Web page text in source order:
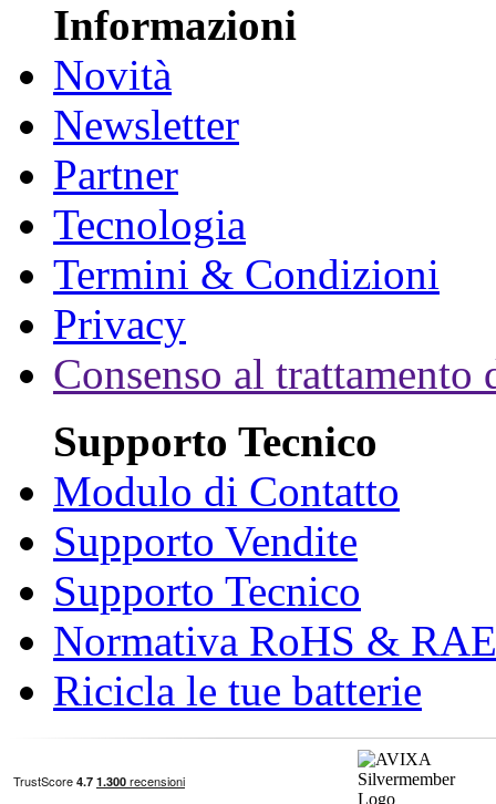
Informazioni
Novità
Newsletter
Partner
Tecnologia
Termini & Condizioni
Privacy
Consenso al trattamento
Supporto Tecnico
Modulo di Contatto
Supporto Vendite
Supporto Tecnico
Normativa RoHS &
Ricicla le tue batterie